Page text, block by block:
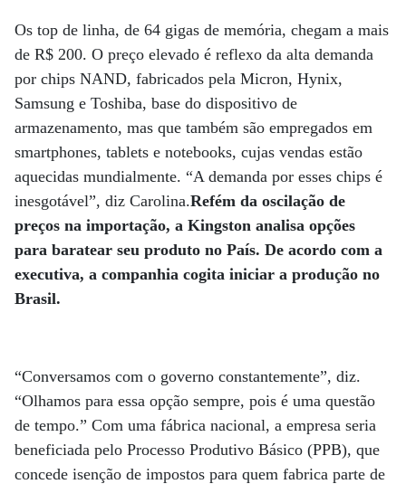
Os top de linha, de 64 gigas de memória, chegam a mais
de R$ 200. O preço elevado é reflexo da alta demanda
por chips NAND, fabricados pela Micron, Hynix,
Samsung e Toshiba, base do dispositivo de
armazenamento, mas que também são empregados em
smartphones, tablets e notebooks, cujas vendas estão
aquecidas mundialmente. “A demanda por esses chips é
inesgotável”, diz Carolina.Refém da oscilação de
preços na importação, a Kingston analisa opções
para baratear seu produto no País. De acordo com a
executiva, a companhia cogita iniciar a produção no
Brasil.
“Conversamos com o governo constantemente”, diz.
“Olhamos para essa opção sempre, pois é uma questão
de tempo.” Com uma fábrica nacional, a empresa seria
beneficiada pelo Processo Produtivo Básico (PPB), que
concede isenção de impostos para quem fabrica parte de